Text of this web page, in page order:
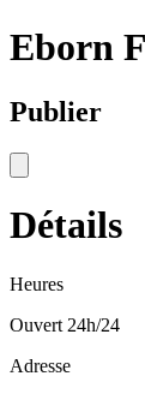
Eborn
Publier
Détails
Heures
Ouvert 24h/24
Adresse